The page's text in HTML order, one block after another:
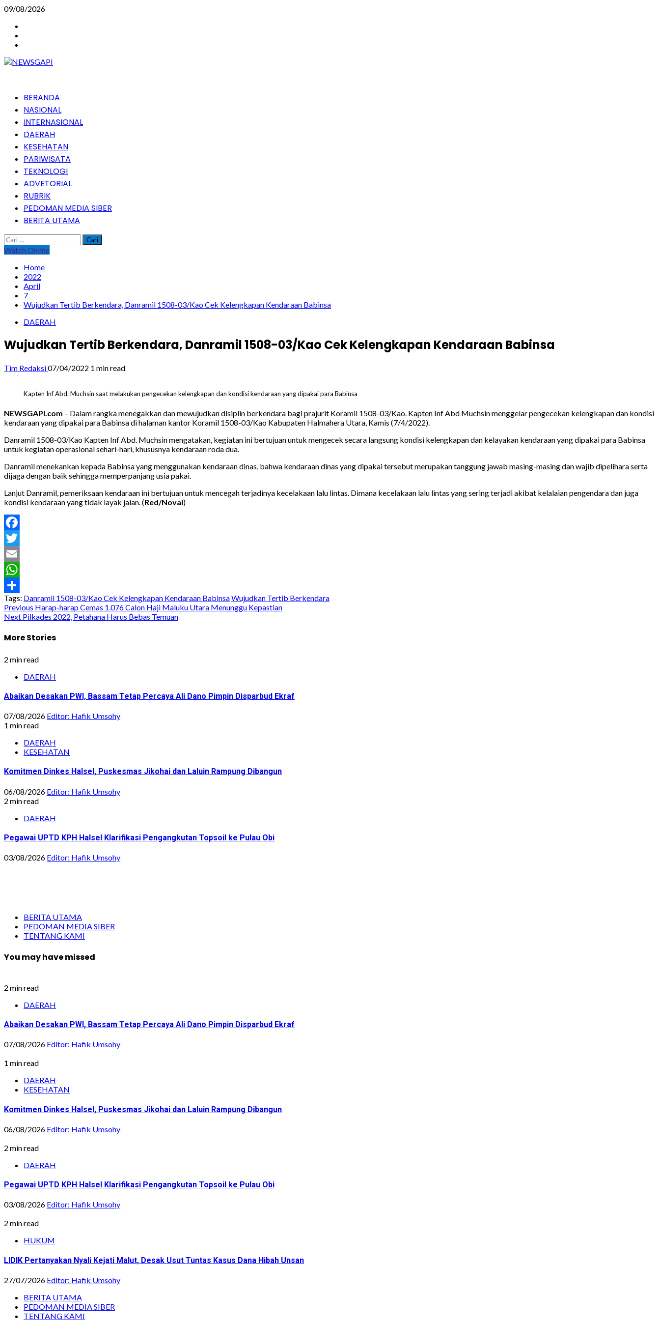
Skip
content
09/08/2026
PrimaryBERANDA
NASIONAL
INTERNASIONAL
DAERAH
KESEHATAN
PARIWISATA
TEKNOLOGI
ADVETORIAL
RUBRIK
PEDOMAN MEDIA SIBER
BERITA UTAMA
Cari
untuk:
Watch Online
Home
2022
April
7
Wujudkan Tertib Berkendara, Danramil 1508-03/Kao Cek Kelengkapan Kendaraan Babinsa
DAERAH
Wujudkan Tertib Berkendara, Danramil 1508-03/Kao Cek Kelengkapan Kendaraan Babinsa
Tim Redaksi07/04/2022 1 min read
Kapten Inf Abd. Muchsin saat melakukan pengecekan kelengkapan dan kondisi kendaraan yang dipakai para Babinsa
NEWSGAPI.com – Dalam rangka menegakkan dan mewujudkan disiplin berkendara bagi prajurit Koramil 1508-03/Kao. Kapten Inf Abd Muchsin menggelar pengecekan kelengkapan dan kondisi
kendaraan yang dipakai para Babinsa di halaman kantor Koramil 1508-03/Kao Kabupaten Halmahera Utara, Kamis (7/4/2022).
Danramil 1508-03/Kao Kapten Inf Abd. Muchsin mengatakan, kegiatan ini bertujuan untuk mengecek secara langsung kondisi kelengkapan dan kelayakan kendaraan yang dipakai para Babinsa
untuk kegiatan operasional sehari-hari, khususnya kendaraan roda dua.
Danramil menekankan kepada Babinsa yang menggunakan kendaraan dinas, bahwa kendaraan dinas yang dipakai tersebut merupakan tanggung jawab masing-masing dan wajib dipelihara serta
dijaga dengan baik sehingga memperpanjang usia pakai.
Lanjut Danramil, pemeriksaan kendaraan ini bertujuan untuk mencegah terjadinya kecelakaan lalu lintas. Dimana kecelakaan lalu lintas yang sering terjadi akibat kelalaian pengendara dan juga
kondisi kendaraan yang tidak layak jalan. (Red/Noval)
Facebook
Twitter
Email
WhatsApp
Share
Tags: Danramil 1508-03/Kao Cek Kelengkapan Kendaraan BabinsaWujudkan Tertib Berkendara
Post
Previous Harap-harap Cemas 1.076 Calon Haji Maluku Utara Menunggu Kepastian
Next Pilkades 2022, Petahana Harus Bebas Temuan
More Stories
2 min read
DAERAH
Abaikan Desakan PWI, Bassam Tetap Percaya Ali Dano Pimpin Disparbud Ekraf
07/08/2026 Editor: Hafik Umsohy
1 min read
DAERAH
KESEHATAN
Komitmen Dinkes Halsel, Puskesmas Jikohai dan Laluin Rampung Dibangun
06/08/2026 Editor: Hafik Umsohy
2 min read
DAERAH
Pegawai UPTD KPH Halsel Klarifikasi Pengangkutan Topsoil ke Pulau Obi
03/08/2026 Editor: Hafik Umsohy
BERITA UTAMA
PEDOMAN MEDIA SIBER
TENTANG KAMI
You may have missed
2 min read
DAERAH
Abaikan Desakan PWI, Bassam Tetap Percaya Ali Dano Pimpin Disparbud Ekraf
07/08/2026 Editor: Hafik Umsohy
1 min read
DAERAH
KESEHATAN
Komitmen Dinkes Halsel, Puskesmas Jikohai dan Laluin Rampung Dibangun
06/08/2026 Editor: Hafik Umsohy
2 min read
DAERAH
Pegawai UPTD KPH Halsel Klarifikasi Pengangkutan Topsoil ke Pulau Obi
03/08/2026 Editor: Hafik Umsohy
2 min read
HUKUM
LIDIK Pertanyakan Nyali Kejati Malut, Desak Usut Tuntas Kasus Dana Hibah Unsan
27/07/2026 Editor: Hafik Umsohy
BERITA UTAMA
PEDOMAN MEDIA SIBER
TENTANG KAMI